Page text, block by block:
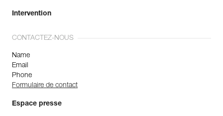
Intervention
CONTACTEZ-NOUS
Name
Email
Phone
Formulaire de contact
Espace presse